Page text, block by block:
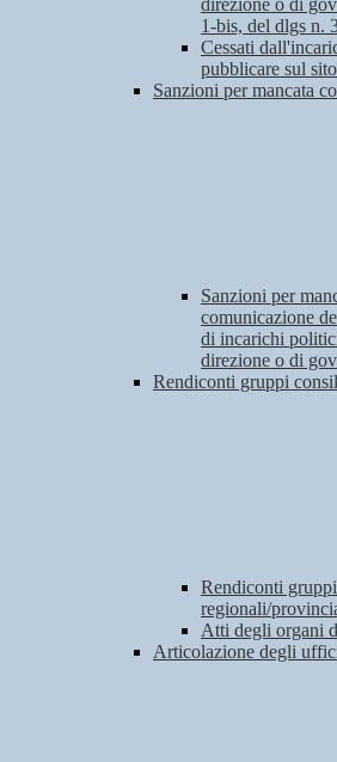
direzione o di
1-bis, del dlgs n.
Cessati
pubblicare sul
Sanzioni per mancata
Sanzioni per
comunicazione
di incarichi
direzione o di
Rendiconti gruppi
Rendiconti
regionali/
Atti degli organi
Articolazione degli